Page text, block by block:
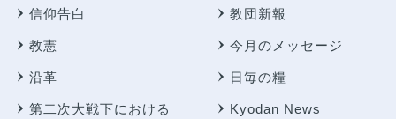
信仰告白
教憲
沿革
第二次大戦下における
教団新報
今月のメッセージ
日毎の糧
Kyodan News